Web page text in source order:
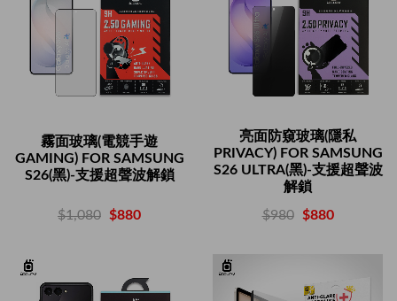
霧面玻璃(電競手遊
GAMING) FOR SAMSUNG
S26(黑)-支援超聲波解鎖
$1,080 $880
亮面防窺玻璃(隱私
PRIVACY) FOR SAMSUNG
S26 ULTRA(黑)-支援超聲波
解鎖
$980 $880